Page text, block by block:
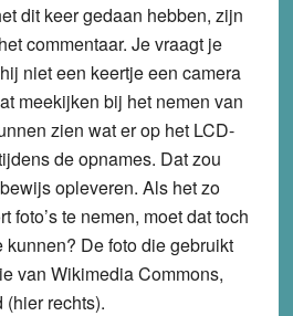
dit keer gedaan hebben, zijn
commentaar. Je vraagt je
niet een keertje een camera
meekijken bij het nemen van
zien wat er op het LCD-
de opnames. Dat zou
opleveren. Als het zo
foto’s te nemen, moet dat toch
De foto die gebruikt
van Wikimedia Commons,
rechts).